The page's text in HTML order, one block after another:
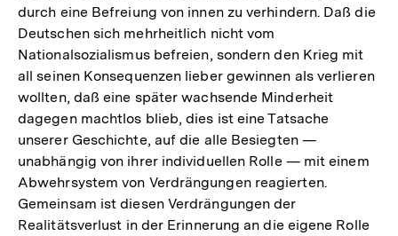
durch eine Befreiung von innen zu verhindern. Daß die
Deutschen sich mehrheitlich nicht vom
Nationalsozialismus befreien, sondern den Krieg mit
all seinen Konsequenzen lieber gewinnen als verlieren
wollten, daß eine später wachsende Minderheit
dagegen machtlos blieb, dies ist eine Tatsache
unserer Geschichte, auf die alle Besiegten —
unabhängig von ihrer individuellen Rolle — mit einem
Abwehrsystem von Verdrängungen reagierten.
Gemeinsam ist diesen Verdrängungen der
Realitätsverlust in der Erinnerung an die eigene Rolle